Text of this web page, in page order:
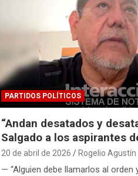
PARTIDOS POLÍTICOS
“Andan desatados y
Salgado a los aspirantes
20 de abril de 2026 Rogelio Agustín
— “Alguien debe llamarlos al orden